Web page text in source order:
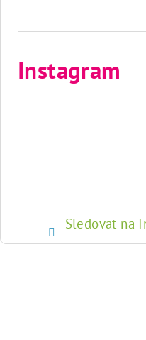
Instagram
Sledovat na